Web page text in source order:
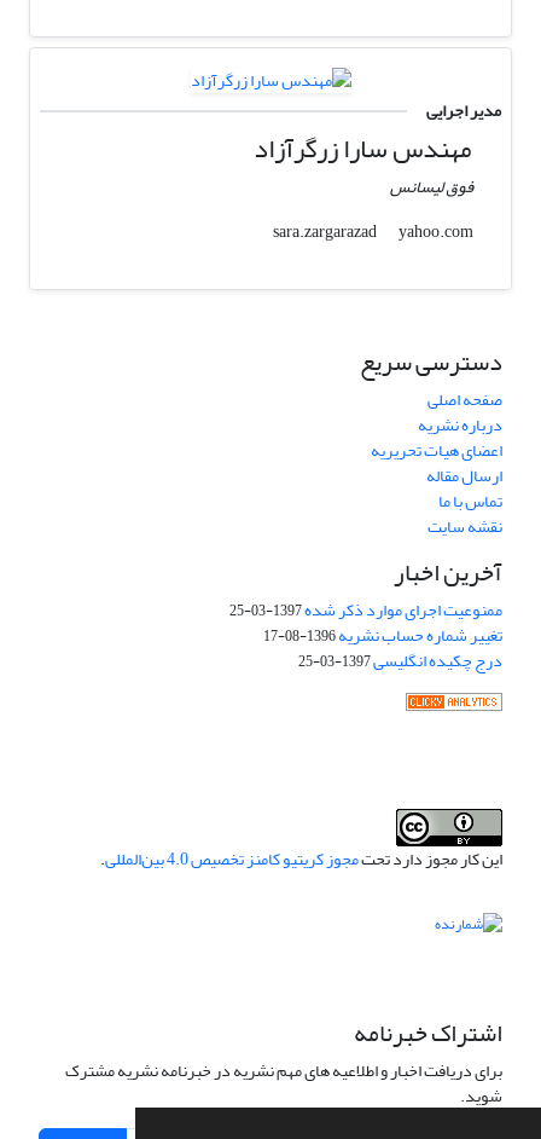
مدیر اجرایی
مهندس سارا زرگرآزاد
فوق لیسانس
sara.zargarazad
yahoo.com
دسترسی سریع
صفحه اصلی
درباره نشریه
اعضای هیات تحریریه
ارسال مقاله
تماس با ما
نقشه سایت
آخرین اخبار
ممنوعیت اجرای موارد ذکر شده1397-03-25
تغییر شماره حساب نشریه1396-08-17
درج چکیده انگلیسی1397-03-25
این کار مجوز دارد تحتمجوز کریتیو کامنز تخصیص 4.0 بین‌المللی .
اشتراک خبرنامه
برای دریافت اخبار و اطلاعیه های مهم نشریه در خبرنامه نشریه مشترک
شوید.